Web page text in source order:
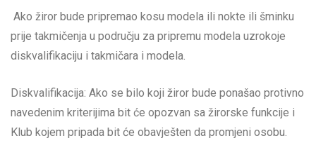
Ako žiror bude pripremao kosu modela ili nokte ili šminku
prije takmičenja u području za pripremu modela uzrokoje
diskvalifikaciju i takmičara i modela.
Diskvalifikacija: Ako se bilo koji žiror bude ponašao protivno
navedenim kriterijima bit će opozvan sa žirorske funkcije i
Klub kojem pripada bit će obavješten da promjeni osobu.